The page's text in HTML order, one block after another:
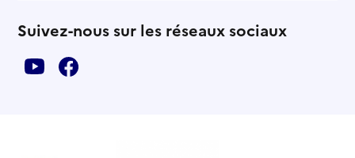
Suivez-nous sur les réseaux sociaux